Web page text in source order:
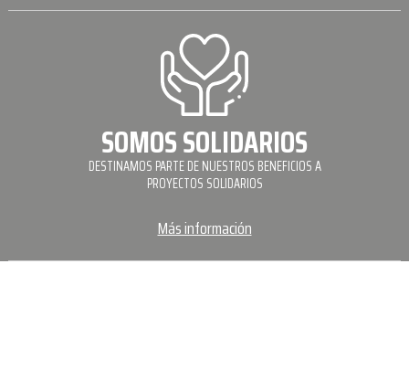
SOMOS SOLIDARIOS
DESTINAMOS PARTE DE NUESTROS BENEFICIOS A
PROYECTOS SOLIDARIOS
Más información